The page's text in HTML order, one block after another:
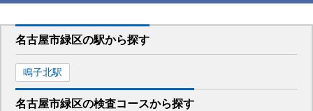
名古屋市緑区の駅から探す
鳴子北駅
名古屋市緑区の検査コースから探す